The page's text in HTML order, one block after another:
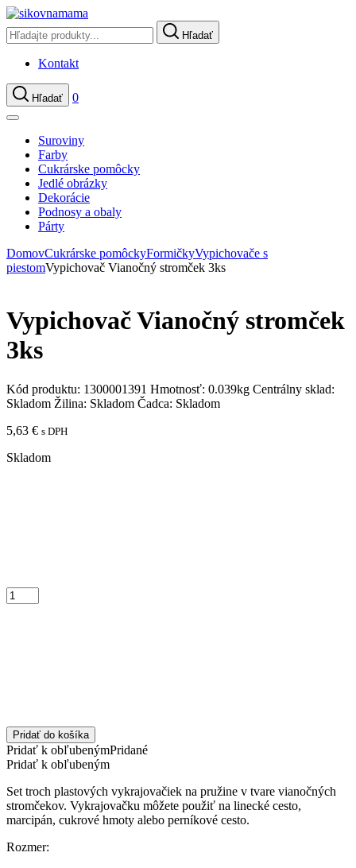
Hľadať
Kontakt
Hľadať 0
Suroviny
Farby
Cukrárske pomôcky
Jedlé obrázky
Dekorácie
Podnosy a obaly
Párty
DomovCukrárske pomôckyFormičkyVypichovače s
piestomVypichovač Vianočný stromček 3ks
Vypichovač Vianočný stromček
3ks
Kód produktu: 1300001391 Hmotnosť: 0.039kg Centrálny sklad:
Skladom Žilina: Skladom Čadca: Skladom
5,63 € s DPH
Skladom
Pridať do košíka
Pridať k obľubenýmPridané
Pridať k obľubeným
Set troch plastových vykrajovačiek na pružine v tvare vianočných
stromčekov. Vykrajovačku môžete použiť na linecké cesto,
marcipán, cukrové hmoty alebo perníkové cesto.
Rozmer: